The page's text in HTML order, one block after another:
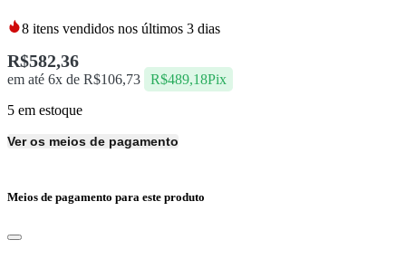
8 itens vendidos nos últimos 3 dias
R$582,36
em até 6x de R$106,73 R$489,18Pix
5 em estoque
Ver os meios de pagamento
Meios de pagamento para este produto